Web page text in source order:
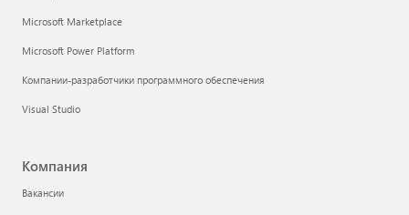
Microsoft Marketplace
Microsoft Power Platform
Компании-разработчики программного обеспечения
Visual Studio
Компания
Вакансии